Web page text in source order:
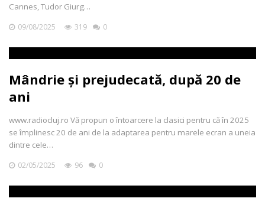
Cannes, Tudor Giurg…
09/08/2025 319 0
Mândrie și prejudecată, după 20 de
ani
www.radiocluj.ro Vă propun o întoarcere la clasici pentru că în 2025
se împlinesc 20 de ani de la adaptarea pentru marele ecran a uneia
dintre cele…
02/05/2025 96 0